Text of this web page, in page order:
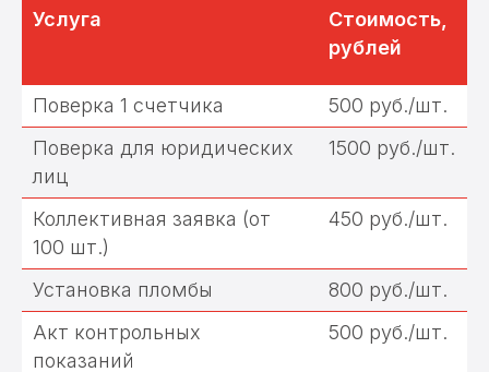
Услуга
Стоимость,
рублей
Поверка 1 счетчика
500 руб./шт.
Поверка для юридических
лиц
1500 руб./шт.
Коллективная заявка (от
100 шт.)
450 руб./шт.
Установка пломбы
800 руб./шт.
Акт контрольных
показаний
500 руб./шт.
Мы осуществляем услуги по
поверке счетчиков, а также
занимаемся установкой, заменой